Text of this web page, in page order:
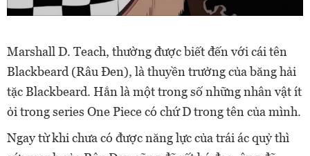
Marshall D. Teach, thường được biết đến với cái tên
Blackbeard (Râu Đen), là thuyền trưởng của băng hải
tặc Blackbeard. Hắn là một trong số những nhân vật ít
ỏi trong series One Piece có chứ D trong tên của mình.
Ngay từ khi chưa có được năng lực của trái ác quỷ thì